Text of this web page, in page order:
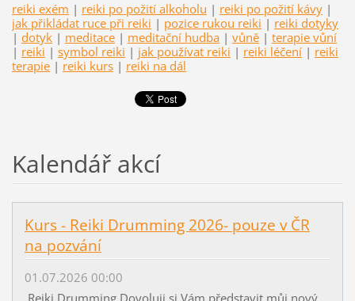
reiki exém | reiki po požití alkoholu | reiki po požití kávy |
jak přikládat ruce při reiki | pozice rukou reiki | reiki dotyky
| dotyk | meditace | meditační hudba | vůně | terapie vůní
| reiki | symbol reiki | jak používat reiki | reiki léčení | reiki
terapie | reiki kurs | reiki na dál
Kalendář akcí
Kurs - Reiki Drumming 2026- pouze v ČR
na pozvání
01.07.2026 00:00